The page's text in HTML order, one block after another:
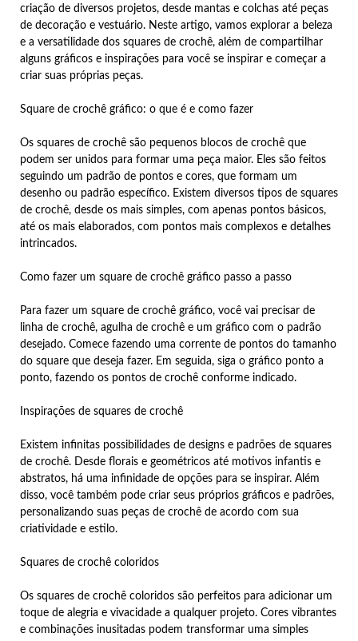
criação de diversos projetos, desde mantas e colchas até peças
de decoração e vestuário. Neste artigo, vamos explorar a beleza
e a versatilidade dos squares de crochê, além de compartilhar
alguns gráficos e inspirações para você se inspirar e começar a
criar suas próprias peças.
Square de crochê gráfico: o que é e como fazer
Os squares de crochê são pequenos blocos de crochê que
podem ser unidos para formar uma peça maior. Eles são feitos
seguindo um padrão de pontos e cores, que formam um
desenho ou padrão específico. Existem diversos tipos de squares
de crochê, desde os mais simples, com apenas pontos básicos,
até os mais elaborados, com pontos mais complexos e detalhes
intrincados.
Como fazer um square de crochê gráfico passo a passo
Para fazer um square de crochê gráfico, você vai precisar de
linha de crochê, agulha de crochê e um gráfico com o padrão
desejado. Comece fazendo uma corrente de pontos do tamanho
do square que deseja fazer. Em seguida, siga o gráfico ponto a
ponto, fazendo os pontos de crochê conforme indicado.
Inspirações de squares de crochê
Existem infinitas possibilidades de designs e padrões de squares
de crochê. Desde florais e geométricos até motivos infantis e
abstratos, há uma infinidade de opções para se inspirar. Além
disso, você também pode criar seus próprios gráficos e padrões,
personalizando suas peças de crochê de acordo com sua
criatividade e estilo.
Squares de crochê coloridos
Os squares de crochê coloridos são perfeitos para adicionar um
toque de alegria e vivacidade a qualquer projeto. Cores vibrantes
e combinações inusitadas podem transformar uma simples